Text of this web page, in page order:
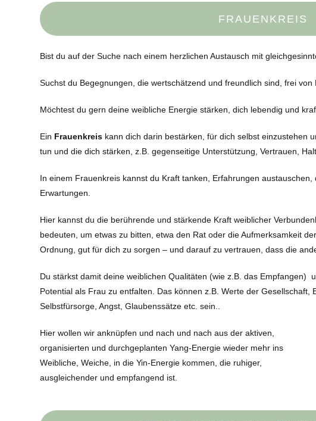
FRAUENKREIS
Bist du auf der Suche nach einem herzlichen Austausch mit
Suchst du Begegnungen, die wertschätzend und freundlich sind, frei
Möchtest du gern deine weibliche Energie stärken, dich lebendig und
Ein Frauenkreis kann dich darin bestärken, für dich selbst einzustehen
tun und die dich stärken, z.B. gegenseitige Unterstützung, Vertrauen,
In einem Frauenkreis kannst du Kraft tanken, Erfahrungen
Erwartungen.
Hier kannst du die berührende und stärkende Kraft weiblicher
bedeuten, um etwas zu bitten, etwa den Rat oder die Aufmerksamkeit
Ordnung, gut für dich zu sorgen – und darauf zu vertrauen, dass die
Du stärkst damit deine weiblichen Qualitäten (wie z.B. das Empfangen)
Potential als Frau zu entfalten. Das können z.B. Werte der Gesellschaft,
Selbstfürsorge, Angst, Glaubenssätze etc. sein..
Hier wollen wir anknüpfen und nach und nach aus der aktiven,
organisierten und durchgeplanten Yang-Energie wieder mehr ins
Weibliche, Weiche, in die Yin-Energie kommen, die ruhiger,
ausgleichender und empfangend ist.